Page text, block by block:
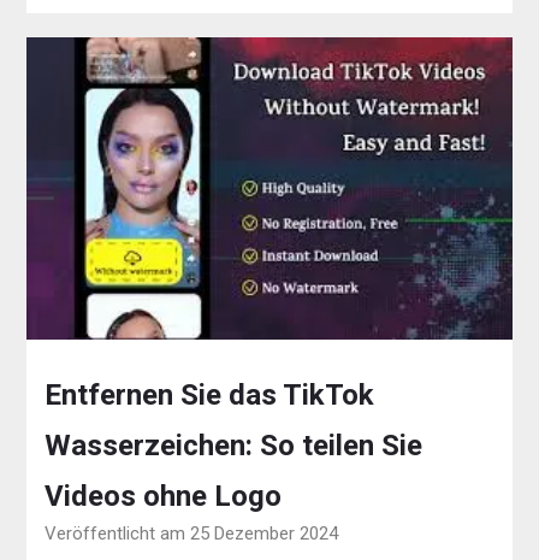
Entfernen Sie das TikTok
Wasserzeichen: So teilen Sie
Videos ohne Logo
Veröffentlicht am 25 Dezember 2024